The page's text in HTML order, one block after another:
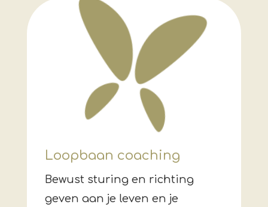
Loopbaan coaching
Bewust sturing en richting
geven aan je leven en je